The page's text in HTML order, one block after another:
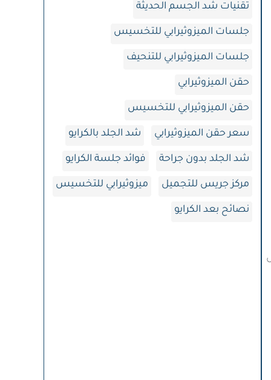
تقنيات شد الجسم الحديثة
جلسات الميزوثيرابي للتخسيس
جلسات الميزوثيرابي للتنحيف
حقن الميزوثيرابي
حقن الميزوثيرابي للتخسيس
سعر حقن الميزوثيرابي شد الجلد بالكرايو
شد الجلد بدون جراحة فوائد جلسة الكرايو
مركز جريس للتجميل ميزوثيرابي للتخسيس
نصائح بعد الكرايو